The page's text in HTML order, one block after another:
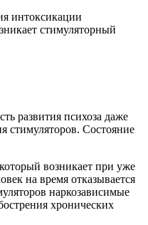
интоксикации
стимуляторный
развития психоза даже
стимуляторов. Состояние
возникает при уже
на время отказывается
наркозависимые
хронических